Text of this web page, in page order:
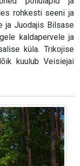
rohkesti seeni ja
ja Juodajis Bilsase
kaldapervele ja
küla. Trikojise
kuulub Veisiejai